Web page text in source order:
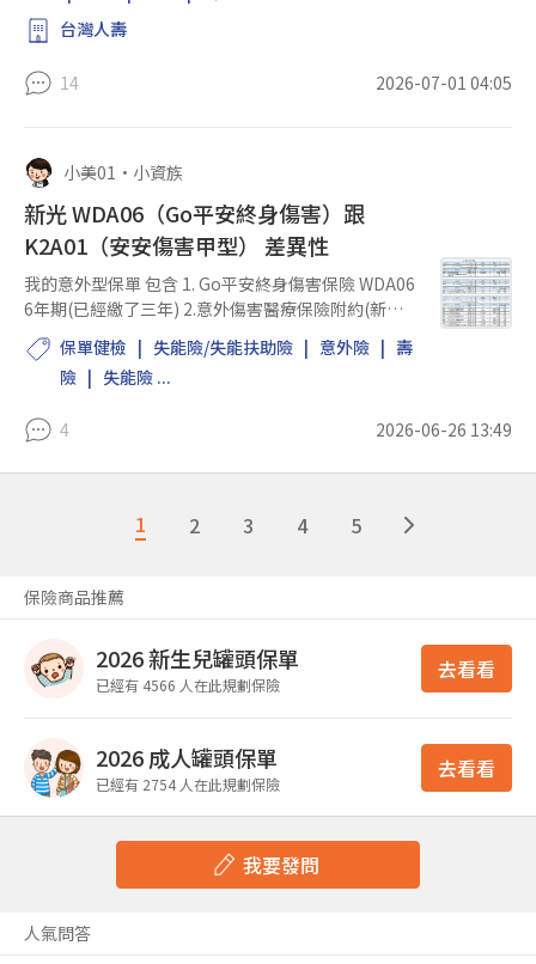
台灣人壽
14 2026-07-01 04:05
小美01 • 小資族
新光 WDA06（Go平安終身傷害）跟
K2A01（安安傷害甲型） 差異性
我的意外型保單 包含 1. Go平安終身傷害保險 WDA06
6年期(已經繳了三年) 2.意外傷害醫療保險附約(新修
訂) L1D01 3. 平安意外傷害321 32D01 4.安安傷害保
險附約 (甲型) 我發現 1. Go平安終身傷害保險 主要是
保障失...
保單健檢 失能險/失能扶助險 意外險
壽
險
失能險 ...
4 2026-06-26 13:49
1 2 3 4 5
保險商品推薦
2026 新生兒罐頭保單
已經有 4566 人在此規劃保險
去看看
2026 成人罐頭保單
已經有 2754 人在此規劃保險
去看看
我要發問
人氣問答